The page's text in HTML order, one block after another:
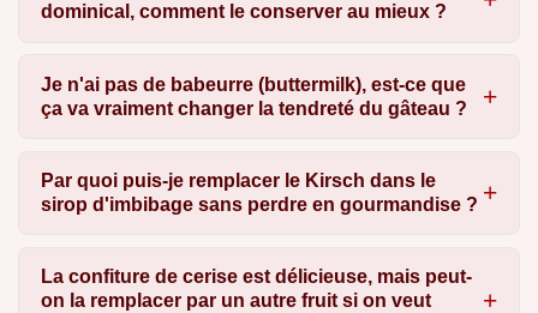
dominical, comment le conserver au mieux ?
Je n'ai pas de babeurre (buttermilk), est-ce que
ça va vraiment changer la tendreté du gâteau ?
Par quoi puis-je remplacer le Kirsch dans le
sirop d'imbibage sans perdre en gourmandise ?
La confiture de cerise est délicieuse, mais peut-
on la remplacer par un autre fruit si on veut